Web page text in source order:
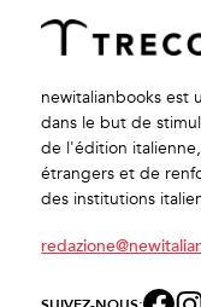
newitalianbooks est
dans le but de
de l'édition
étrangers et de
des institutions